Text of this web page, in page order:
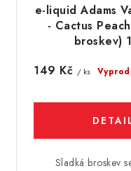
e-liquid Adams
- Cactus
broskev)
149 Kč / ks
Sladká broskev